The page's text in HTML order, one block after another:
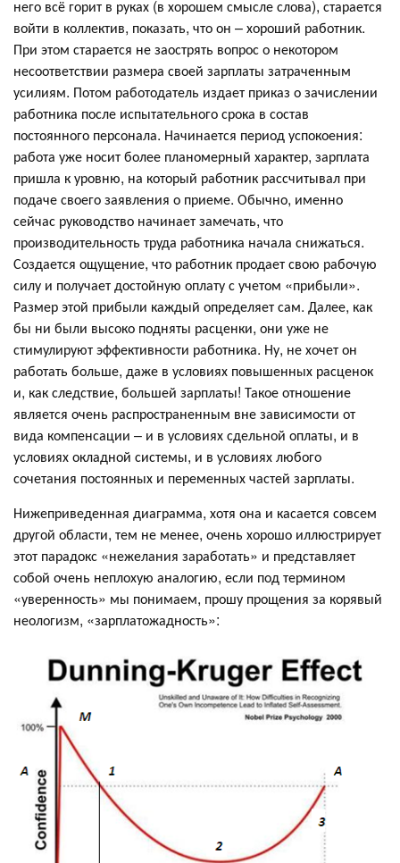
него всё горит в руках (в хорошем смысле слова), старается
войти в коллектив, показать, что он – хороший работник.
При этом старается не заострять вопрос о некотором
несоответствии размера своей зарплаты затраченным
усилиям. Потом работодатель издает приказ о зачислении
работника после испытательного срока в состав
постоянного персонала. Начинается период успокоения:
работа уже носит более планомерный характер, зарплата
пришла к уровню, на который работник рассчитывал при
подаче своего заявления о приеме. Обычно, именно
сейчас руководство начинает замечать, что
производительность труда работника начала снижаться.
Создается ощущение, что работник продает свою рабочую
силу и получает достойную оплату с учетом «прибыли».
Размер этой прибыли каждый определяет сам. Далее, как
бы ни были высоко подняты расценки, они уже не
стимулируют эффективности работника. Ну, не хочет он
работать больше, даже в условиях повышенных расценок
и, как следствие, большей зарплаты! Такое отношение
является очень распространенным вне зависимости от
вида компенсации – и в условиях сдельной оплаты, и в
условиях окладной системы, и в условиях любого
сочетания постоянных и переменных частей зарплаты.
Нижеприведенная диаграмма, хотя она и касается совсем
другой области, тем не менее, очень хорошо иллюстрирует
этот парадокс «нежелания заработать» и представляет
собой очень неплохую аналогию, если под термином
«уверенность» мы понимаем, прошу прощения за корявый
неологизм, «зарплатожадность»: